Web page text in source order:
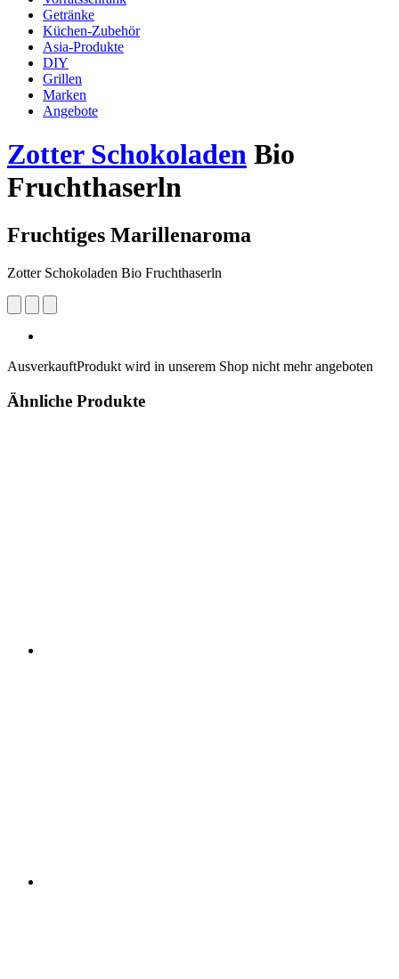
Getränke
Küchen-Zubehör
Asia-Produkte
DIY
Grillen
Marken
Angebote
Zotter Schokoladen Bio
Fruchthaserln
Fruchtiges Marillenaroma
Zotter Schokoladen Bio Fruchthaserln
AusverkauftProdukt wird in unserem Shop nicht mehr angeboten
Ähnliche Produkte